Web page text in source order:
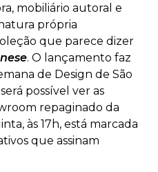
mobiliário autoral e
própria
que parece dizer
. O lançamento faz
de Design de São
possível ver as
repaginado da
às 17h, está marcada
que assinam